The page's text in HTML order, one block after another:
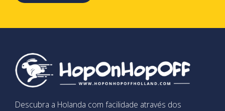
Descubra a Holanda com facilidade através dos